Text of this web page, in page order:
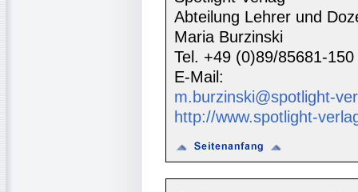
Abteilung Lehrer und
Maria Burzinski
Tel. +49 (0)89/85681-150
E-Mail:
m.burzinski@spotlight-
http://www.spotlight-